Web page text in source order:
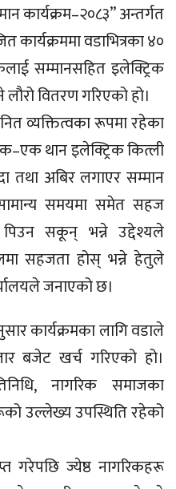
कार्यक्रम–२०८३” अन्तर्गत
कार्यक्रममा वडाभित्रका ४०
सम्मानसहित इलेक्ट्रिक
वितरण गरिएको हो।
व्यक्तित्वका रूपमा रहेका
थान इलेक्ट्रिक कित्ली
तथा अबिर लगाएर सम्मान
समयमा समेत सहज
सकून् भन्ने उद्देश्यले
सहजता होस् भन्ने हेतुले
जनाएको छ।
कार्यक्रमका लागि वडाले
बजेट खर्च गरिएको हो।
नागरिक समाजका
उल्लेख्य उपस्थिति रहेको
गरेपछि ज्येष्ठ नागरिकहरू